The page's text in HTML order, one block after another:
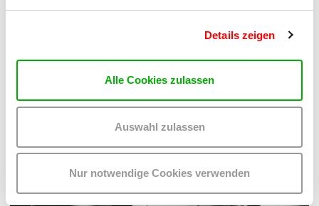
Details zeigen
Alle Cookies zulassen
Auswahl zulassen
Nur notwendige Cookies verwenden